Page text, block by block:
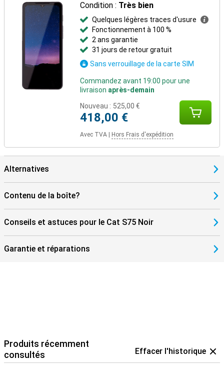
Condition : Très bien
Quelques légères traces d'usure
Fonctionnement à 100 %
2 ans garantie
31 jours de retour gratuit
Sans verrouillage de la carte SIM
Commandez avant 19:00 pour une
livraison après-demain
Nouveau : 525,00 €
418,00 €
Avec TVA Hors Frais d'expédition
Alternatives
Contenu de la boîte?
Conseils et astuces pour le Cat S75 Noir
Garantie et réparations
Produits récemment
consultés
Effacer l'historique